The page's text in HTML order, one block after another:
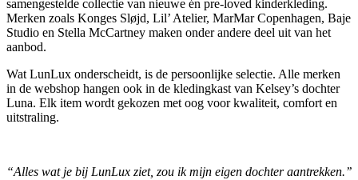
samengestelde collectie van nieuwe én pre-loved kinderkleding.
Merken zoals Konges Sløjd, Lil’ Atelier, MarMar Copenhagen, Baje
Studio en Stella McCartney maken onder andere deel uit van het
aanbod.
Wat LunLux onderscheidt, is de persoonlijke selectie. Alle merken
in de webshop hangen ook in de kledingkast van Kelsey’s dochter
Luna. Elk item wordt gekozen met oog voor kwaliteit, comfort en
uitstraling.
“Alles wat je bij LunLux ziet, zou ik mijn eigen dochter aantrekken.’’